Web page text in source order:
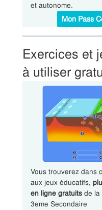
et autonome.
Mon Pass
Exercices et
à utiliser
Vous trouverez dans
aux jeux éducatifs,
en ligne gratuitsde la
3eme Secondaire